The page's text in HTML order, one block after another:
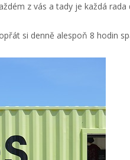
z vás a tady je každá rada
si denně alespoň 8 hodin